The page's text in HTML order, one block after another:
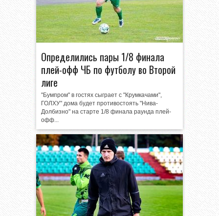
Определились пары 1/8 финала
плей-офф ЧБ по футболу во Второй
лиге
"Бумпром" в гостях сыграет с "Крумкачами",
ГОЛХУ" дома будет противостоять "Нива-
Долбизно" на старте 1/8 финала раунда плей-
офф...